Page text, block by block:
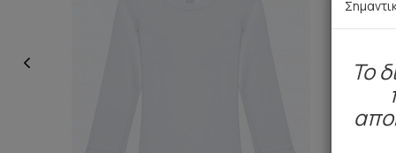
To